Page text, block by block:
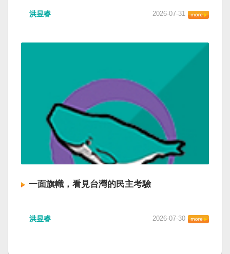
洪昱睿 2026-07-31
一面旗幟，看見台灣的民主考驗
洪昱睿 2026-07-30